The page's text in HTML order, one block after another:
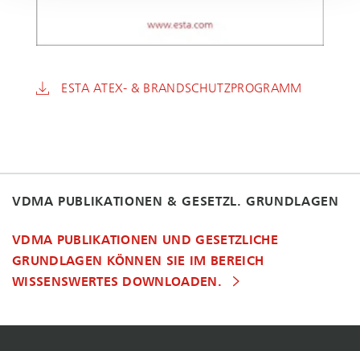
ESTA ATEX- & BRAND­SCHUTZ­PRO­GRAMM
VDMA PUBLIKATIONEN & GESETZL. GRUNDLAGEN
VDMA PUBLIKATIONEN UND GESETZLICHE
GRUNDLAGEN KÖNNEN SIE IM BEREICH
WISSENSWERTES DOWNLOADEN.